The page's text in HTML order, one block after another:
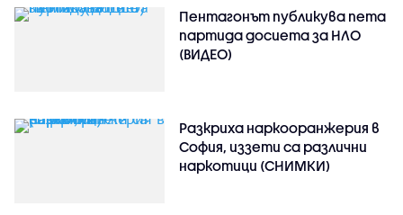
Пентагонът публикува пета
партида досиета за НЛО
(ВИДЕО)
Разкриха наркооранжерия в
София, иззети са различни
наркотици (СНИМКИ)